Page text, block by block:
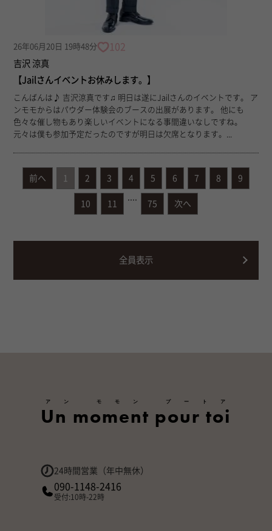
26年06月20日 19時48分 102
吉沢 涼真
【Jailさんイベントお休みします。】
こんばんは♪ 吉沢涼真です♫ 明日は遂にJailさんのイベントです。 ア
ンモモからはパウダー体験会のブースの出展があります。 他にも
色々な催し物もあり楽しいイベントになる事間違いなしですね。
元々は僕も参加予定だったのですが明日は欠席となります。...
前へ 1 2 3 4 5 6 7 8 9
10 11 75 次へ
全員表示
Un moment pour toi
アン モモン プートア
24時間営業（年中無休）
090-1148-2416
受付:10時-22時